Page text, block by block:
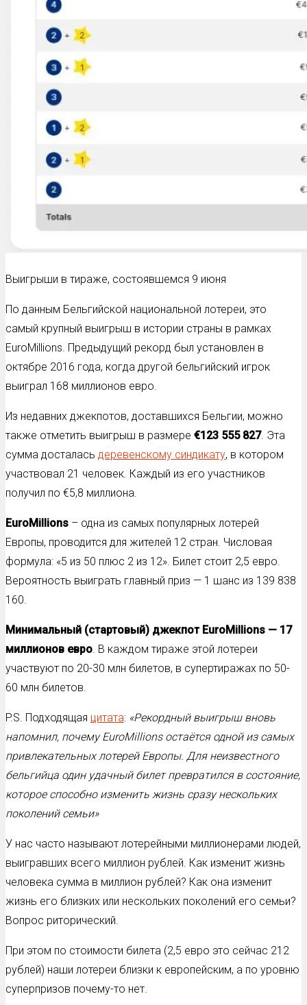
Выигрыши в тираже, состоявшемся 9 июня
По данным Бельгийской национальной лотереи, это
самый крупный выигрыш в истории страны в рамках
EuroMillions. Предыдущий рекорд был установлен в
октябре 2016 года, когда другой бельгийский игрок
выиграл 168 миллионов евро.
Из недавних джекпотов, доставшихся Бельгии, можно
также отметить выигрыш в размере €123 555 827. Эта
сумма досталась деревенскому синдикату, в котором
участвовал 21 человек. Каждый из его участников
получил по €5,8 миллиона.
EuroMillions – одна из самых популярных лотерей
Европы, проводится для жителей 12 стран. Числовая
формула: «5 из 50 плюс 2 из 12». Билет стоит 2,5 евро.
Вероятность выиграть главный приз — 1 шанс из 139 838
160.
Минимальный (стартовый) джекпот EuroMillions — 17
миллионов евро. В каждом тираже этой лотереи
участвуют по 20-30 млн билетов, в супертиражах по 50-
60 млн билетов.
P.S. Подходящая цитата: «Рекордный выигрыш вновь
напомнил, почему EuroMillions остаётся одной из самых
привлекательных лотерей Европы. Для неизвестного
бельгийца один удачный билет превратился в состояние,
которое способно изменить жизнь сразу нескольких
поколений семьи»
У нас часто называют лотерейными миллионерами людей,
выигравших всего миллион рублей. Как изменит жизнь
человека сумма в миллион рублей? Как она изменит
жизнь его близких или нескольких поколений его семьи?
Вопрос риторический.
При этом по стоимости билета (2,5 евро это сейчас 212
рублей) наши лотереи близки к европейским, а по уровню
суперпризов почему-то нет.